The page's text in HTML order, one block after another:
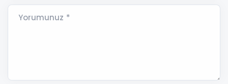
Yorumunuz *